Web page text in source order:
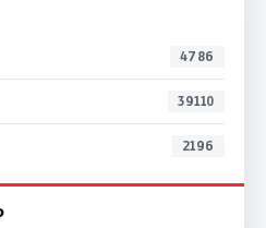
4786
39110
2196